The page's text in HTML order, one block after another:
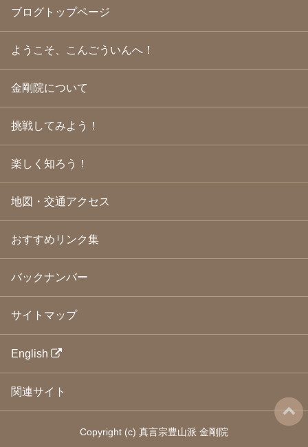
2009年10月(20)
2009年9月(20)
2009年8月 (18)
2009年7月
(21)
2009年6月(22)
2009年5月(20)
2009年2月(19)
2009年1月(25)
2008年12月 (22)
2008年9月(24)
2008年8月(24)
2008年7月
(23)
2008年6月(23)
2008年5月(21)
2008年4月(22)
2008年1月 (23)
2007年12月(26)
2007年11月
2007年10月
2007年9月(23)
2007年8月
(21)
ブログトップページ
ようこそ、こんごういんへ！
金剛院について
挑戦してみよう！
楽しく知ろう！
地図・交通アクセス
おすすめリンク集
バックナンバー
サイトマップ
English
関連サイト
Copyright (c) 真言宗豊山派 金剛院